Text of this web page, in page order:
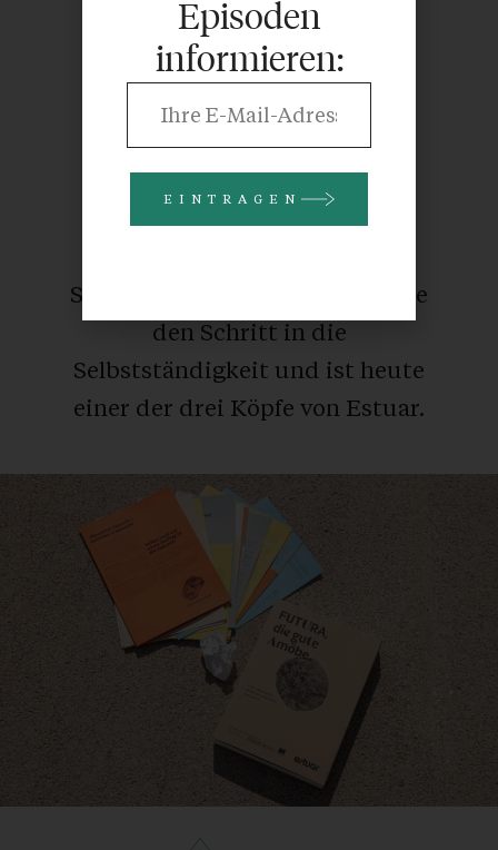
Directorin in einer
Werbeagentur in Wien und
Marketingleiterin der FH
Vorarlberg hat sie das
Designforum Vorarlberg
Schultag ihrer Tochter wagte sie
den Schritt in die
Selbstständigkeit und ist heute
einer der drei Köpfe von Estuar.
Episoden
informieren:
EINTRAGEN